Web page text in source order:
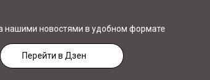
нашими новостями в удобном формате
Перейти в Дзен